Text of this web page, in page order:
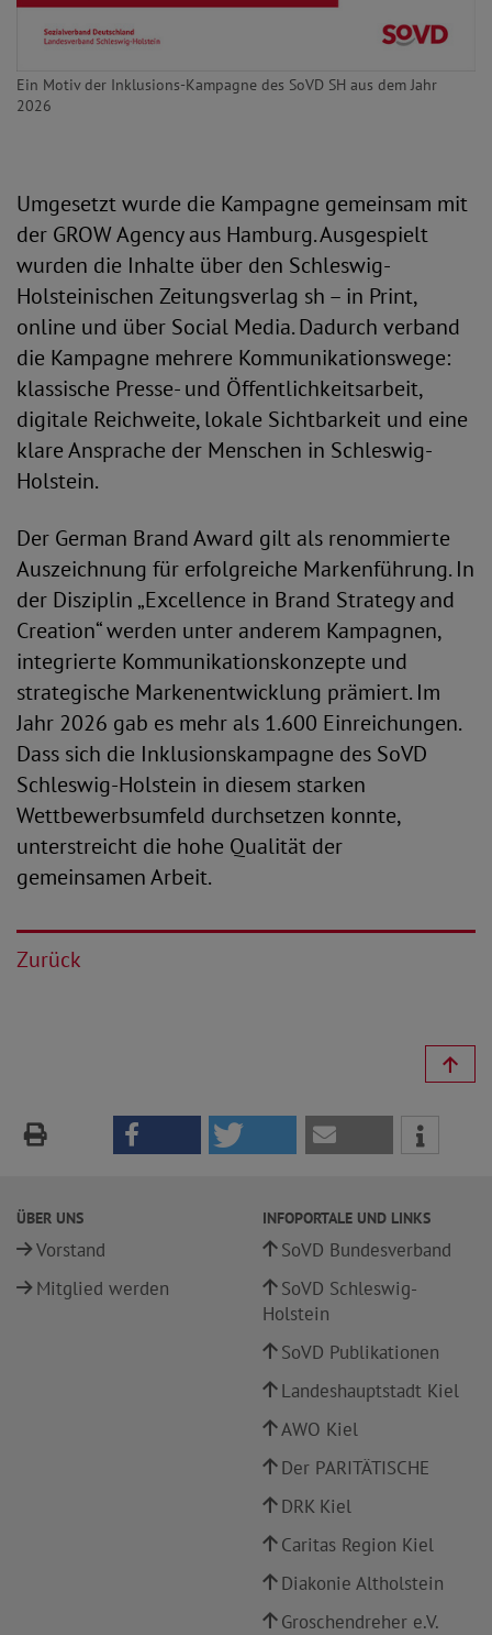
Ein Motiv der Inklusions-Kampagne des SoVD SH aus dem Jahr
2026
Umgesetzt wurde die Kampagne gemeinsam mit
der GROW Agency aus Hamburg. Ausgespielt
wurden die Inhalte über den Schleswig-
Holsteinischen Zeitungsverlag sh – in Print,
online und über Social Media. Dadurch verband
die Kampagne mehrere Kommunikationswege:
klassische Presse- und Öffentlichkeitsarbeit,
digitale Reichweite, lokale Sichtbarkeit und eine
klare Ansprache der Menschen in Schleswig-
Holstein.
Der German Brand Award gilt als renommierte
Auszeichnung für erfolgreiche Markenführung. In
der Disziplin „Excellence in Brand Strategy and
Creation“ werden unter anderem Kampagnen,
integrierte Kommunikationskonzepte und
strategische Markenentwicklung prämiert. Im
Jahr 2026 gab es mehr als 1.600 Einreichungen.
Dass sich die Inklusionskampagne des SoVD
Schleswig-Holstein in diesem starken
Wettbewerbsumfeld durchsetzen konnte,
unterstreicht die hohe Qualität der
gemeinsamen Arbeit.
Zurück
ÜBER UNS
Vorstand
Mitglied werden
INFOPORTALE UND LINKS
SoVD Bundesverband
SoVD Schleswig-
Holstein
SoVD Publikationen
Landeshauptstadt Kiel
AWO Kiel
Der PARITÄTISCHE
DRK Kiel
Caritas Region Kiel
Diakonie Altholstein
Groschendreher e.V.